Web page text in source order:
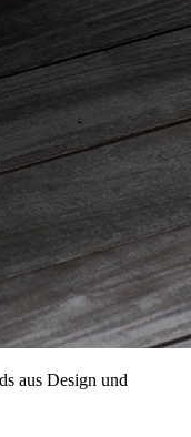
aus Design und